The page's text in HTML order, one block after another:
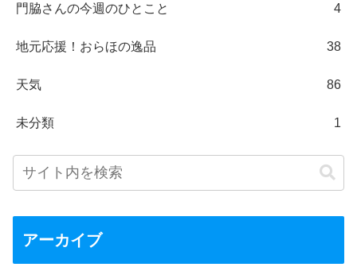
門脇さんの今週のひとこと 4
地元応援！おらほの逸品 38
天気 86
未分類 1
アーカイブ